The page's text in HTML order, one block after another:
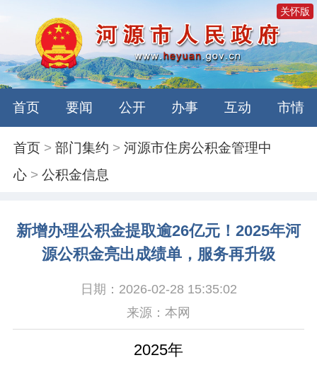
关怀版
首页 要闻 公开 办事 互动 市情
首页 >部门集约 >河源市住房公积金管理中
心 >公积金信息
新增办理公积金提取逾26亿元！2025年河
源公积金亮出成绩单，服务再升级
日期：2026-02-28 15:35:02
来源：本网
2025年